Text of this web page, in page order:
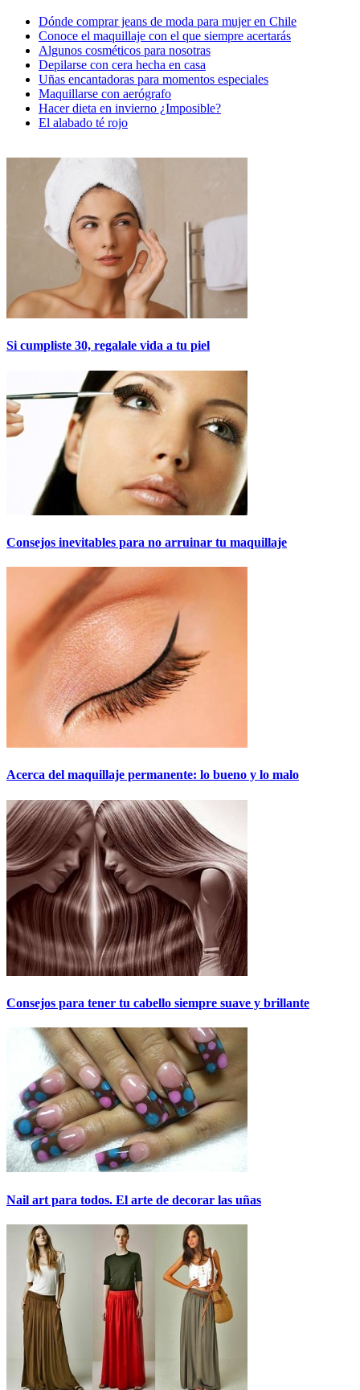
Dónde comprar jeans de moda para mujer en Chile
Conoce el maquillaje con el que siempre acertarás
Algunos cosméticos para nosotras
Depilarse con cera hecha en casa
Uñas encantadoras para momentos especiales
Maquillarse con aerógrafo
Hacer dieta en invierno ¿Imposible?
El alabado té rojo
Si cumpliste 30, regalale vida a tu piel
Consejos inevitables para no arruinar tu maquillaje
Acerca del maquillaje permanente: lo bueno y lo malo
Consejos para tener tu cabello siempre suave y brillante
Nail art para todos. El arte de decorar las uñas